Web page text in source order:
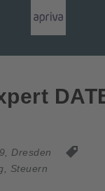
Dresden
Steuern